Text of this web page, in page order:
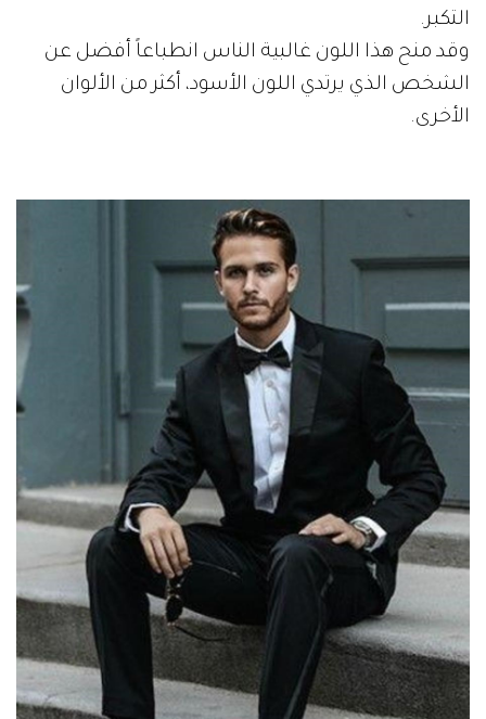
التكبر.
وقد منح هذا اللون غالبية الناس انطباعاً أفضل عن
الشخص الذي يرتدي اللون الأسود، أكثر من الألوان
الأخرى.